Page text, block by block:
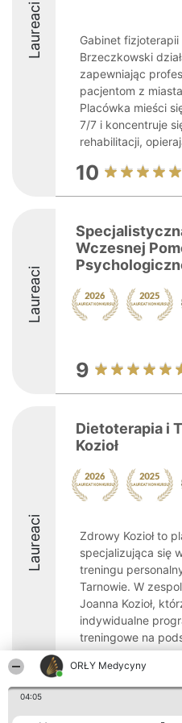
ORŁY Medycyny
04:05
Laureaci
Gabinet fizjoterapii
Brzeczkowski
zapewniając
pacjentom z
Placówka mieści
7/7 i koncentruje
rehabilitacji,
10
Laureaci
Wczesnej
9
Laureaci
Dietoterapia i
Kozioł
Zdrowy Kozioł to
specjalizująca się
treningu
Tarnowie. W
Joanna Kozioł,
indywidualne
treningowe na
10